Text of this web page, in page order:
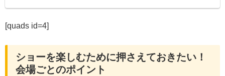
[quads id=4]
ショーを楽しむために押さえておきたい！
会場ごとのポイント